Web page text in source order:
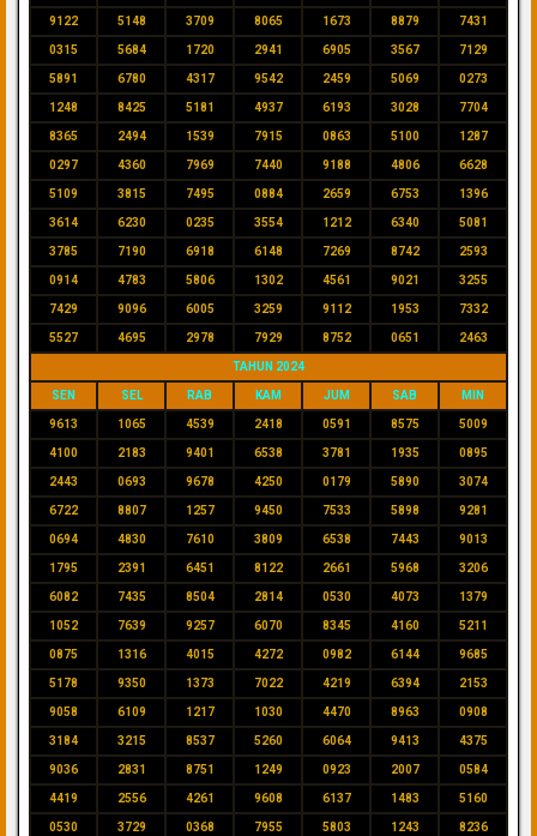
9122 5148 3709 8065 1673 8879 7431
0315 5684 1720 2941 6905 3567 7129
5891 6780 4317 9542 2459 5069 0273
1248 8425 5181 4937 6193 3028 7704
8365 2494 1539 7915 0863 5100 1287
0297 4360 7969 7440 9188 4806 6628
5109 3815 7495 0884 2659 6753 1396
3614 6230 0235 3554 1212 6340 5081
3785 7190 6918 6148 7269 8742 2593
0914 4783 5806 1302 4561 9021 3255
7429 9096 6005 3259 9112 1953 7332
5527 4695 2978 7929 8752 0651 2463
TAHUN 2024
SEN SEL RAB KAM JUM SAB MIN
9613 1065 4539 2418 0591 8575 5009
4100 2183 9401 6538 3781 1935 0895
2443 0693 9678 4250 0179 5890 3074
6722 8807 1257 9450 7533 5898 9281
0694 4830 7610 3809 6538 7443 9013
1795 2391 6451 8122 2661 5968 3206
6082 7435 8504 2814 0530 4073 1379
1052 7639 9257 6070 8345 4160 5211
0875 1316 4015 4272 0982 6144 9685
5178 9350 1373 7022 4219 6394 2153
9058 6109 1217 1030 4470 8963 0908
3184 3215 8537 5260 6064 9413 4375
9036 2831 8751 1249 0923 2007 0584
4419 2556 4261 9608 6137 1483 5160
0530 3729 0368 7955 5803 1243 8236